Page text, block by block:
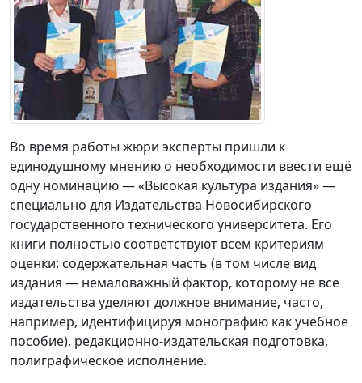
Во время работы жюри эксперты пришли к
единодушному мнению о необходимости ввести ещё
одну номинацию — «Высокая культура издания» —
специально для Издательства Новосибирского
государственного технического университета. Его
книги полностью соответствуют всем критериям
оценки: содержательная часть (в том числе вид
издания — немаловажный фактор, которому не все
издательства уделяют должное внимание, часто,
например, идентифицируя монографию как учебное
пособие), редакционно-издательская подготовка,
полиграфическое исполнение.